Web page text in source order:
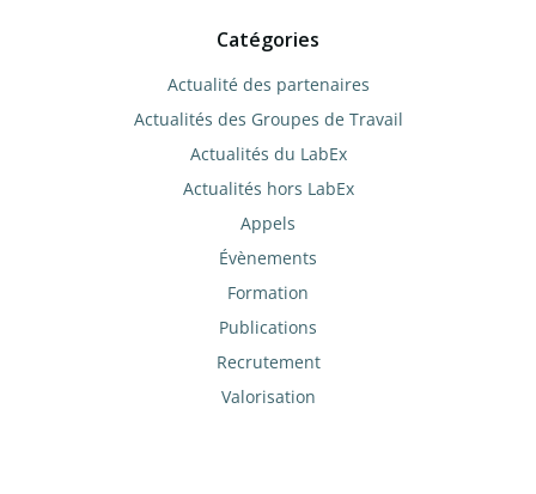
Catégories
Actualité des partenaires
Actualités des Groupes de Travail
Actualités du LabEx
Actualités hors LabEx
Appels
Évènements
Formation
Publications
Recrutement
Valorisation